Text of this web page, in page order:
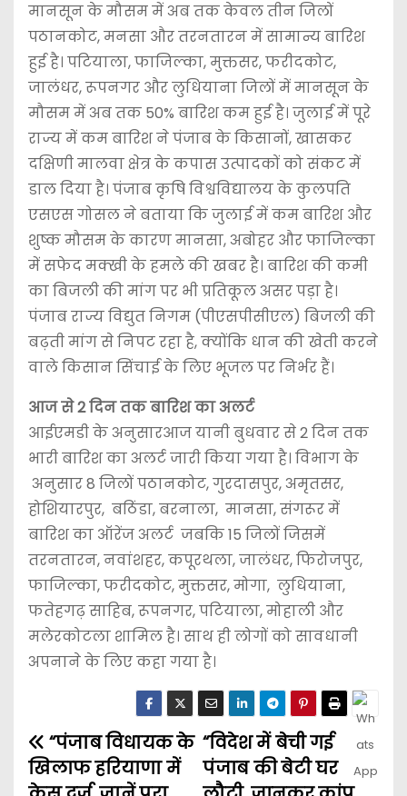
मानसून के मौसम में अब तक केवल तीन जिलों
पठानकोट, मनसा और तरनतारन में सामान्य बारिश
हुई है। पटियाला, फाजिल्का, मुक्तसर, फरीदकोट,
जालंधर, रूपनगर और लुधियाना जिलों में मानसून के
मौसम में अब तक 50% बारिश कम हुई है। जुलाई में पूरे
राज्य में कम बारिश ने पंजाब के किसानों, खासकर
दक्षिणी मालवा क्षेत्र के कपास उत्पादकों को संकट में
डाल दिया है। पंजाब कृषि विश्वविद्यालय के कुलपति
एसएस गोसल ने बताया कि जुलाई में कम बारिश और
शुष्क मौसम के कारण मानसा, अबोहर और फाजिल्का
में सफेद मक्खी के हमले की खबर है। बारिश की कमी
का बिजली की मांग पर भी प्रतिकूल असर पड़ा है।
पंजाब राज्य विद्युत निगम (पीएसपीसीएल) बिजली की
बढ़ती मांग से निपट रहा है, क्योंकि धान की खेती करने
वाले किसान सिंचाई के लिए भूजल पर निर्भर हैं।
आज से 2 दिन तक बारिश का अलर्ट
आईएमडी के अनुसारआज यानी बुधवार से 2 दिन तक
भारी बारिश का अलर्ट जारी किया गया है। विभाग के
अनुसार 8 जिलों पठानकोट, गुरदासपुर, अमृतसर,
होशियारपुर, बठिंडा, बरनाला, मानसा, संगरूर में
बारिश का ऑरेंज अलर्ट जबकि 15 जिलों जिसमें
तरनतारन, नवांशहर, कपूरथला, जालंधर, फिरोजपुर,
फाजिल्का, फरीदकोट, मुक्तसर, मोगा, लुधियाना,
फतेहगढ़ साहिब, रूपनगर, पटियाला, मोहाली और
मलेरकोटला शामिल है। साथ ही लोगों को सावधानी
अपनाने के लिए कहा गया है।
“विदेश में बेची गई
पंजाब की बेटी घर
“पंजाब विधायक के
खिलाफ हरियाणा में